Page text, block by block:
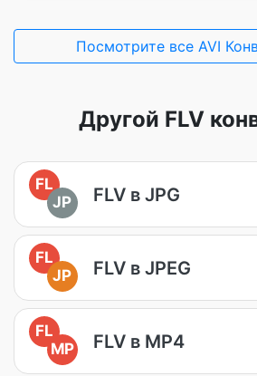
Посмотрите все AVI
Другой FLV
FL
JP
FLV в JPG
FL
JP
FLV в JPEG
FL
MP
FLV в MP4